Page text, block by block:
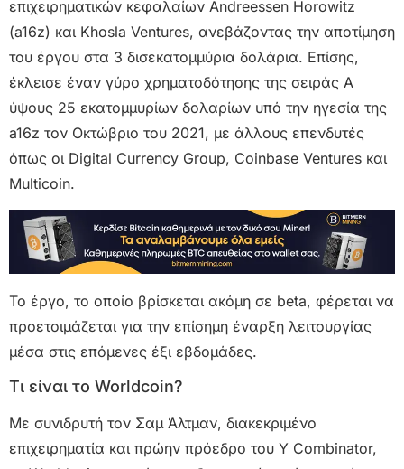
επιχειρηματικών κεφαλαίων Andreessen Horowitz
(a16z) και Khosla Ventures, ανεβάζοντας την αποτίμηση
του έργου στα 3 δισεκατομμύρια δολάρια. Επίσης,
έκλεισε έναν γύρο χρηματοδότησης της σειράς Α
ύψους 25 εκατομμυρίων δολαρίων υπό την ηγεσία της
a16z τον Οκτώβριο του 2021, με άλλους επενδυτές
όπως οι Digital Currency Group, Coinbase Ventures και
Multicoin.
Το έργο, το οποίο βρίσκεται ακόμη σε beta, φέρεται να
προετοιμάζεται για την επίσημη έναρξη λειτουργίας
μέσα στις επόμενες έξι εβδομάδες.
Τι είναι το Worldcoin?
Με συνιδρυτή τον Σαμ Άλτμαν, διακεκριμένο
επιχειρηματία και πρώην πρόεδρο του Y Combinator,